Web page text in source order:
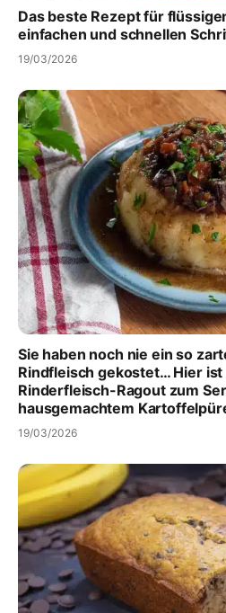
Das beste Rezept für
einfachen und schnellen
19/03/2026
Sie haben noch nie ein so
Rindfleisch gekostet… Hier ist
Rinderfleisch-Ragout zum
hausgemachtem
19/03/2026